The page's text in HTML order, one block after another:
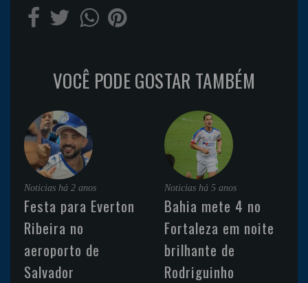
VOCÊ PODE GOSTAR TAMBÉM
Noticias há 2 anos
Festa para Everton
Ribeira no
aeroporto de
Salvador
Noticias há 5 anos
Bahia mete 4 no
Fortaleza em noite
brilhante de
Rodriguinho